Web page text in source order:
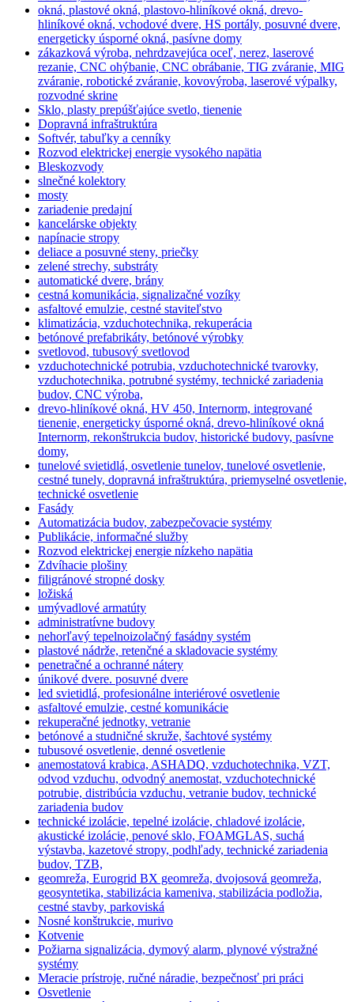
okná, plastové okná, plastovo-hliníkové okná, drevo-
hliníkové okná, vchodové dvere, HS portály, posuvné dvere,
energeticky úsporné okná, pasívne domy
zákazková výroba, nehrdzavejúca oceľ, nerez, laserové
rezanie, CNC ohýbanie, CNC obrábanie, TIG zváranie, MIG
zváranie, robotické zváranie, kovovýroba, laserové výpalky,
rozvodné skrine
Sklo, plasty prepúšťajúce svetlo, tienenie
Dopravná infraštruktúra
Softvér, tabuľky a cenníky
Rozvod elektrickej energie vysokého napätia
Bleskozvody
slnečné kolektory
mosty
zariadenie predajní
kancelárske objekty
napínacie stropy
deliace a posuvné steny, priečky
zelené strechy, substráty
automatické dvere, brány
cestná komunikácia, signalizačné vozíky
asfaltové emulzie, cestné staviteľstvo
klimatizácia, vzduchotechnika, rekuperácia
betónové prefabrikáty, betónové výrobky
svetlovod, tubusový svetlovod
vzduchotechnické potrubia, vzduchotechnické tvarovky,
vzduchotechnika, potrubné systémy, technické zariadenia
budov, CNC výroba,
drevo-hliníkové okná, HV 450, Internorm, integrované
tienenie, energeticky úsporné okná, drevo-hliníkové okná
Internorm, rekonštrukcia budov, historické budovy, pasívne
domy,
tunelové svietidlá, osvetlenie tunelov, tunelové osvetlenie,
cestné tunely, dopravná infraštruktúra, priemyselné osvetlenie,
technické osvetlenie
Fasády
Automatizácia budov, zabezpečovacie systémy
Publikácie, informačné služby
Rozvod elektrickej energie nízkeho napätia
Zdvíhacie plošiny
filigránové stropné dosky
ložiská
umývadlové armatúty
administratívne budovy
nehorľavý tepelnoizolačný fasádny systém
plastové nádrže, retenčné a skladovacie systémy
penetračné a ochranné nátery
únikové dvere. posuvné dvere
led svietidlá, profesionálne interiérové osvetlenie
asfaltové emulzie, cestné komunikácie
rekuperačné jednotky, vetranie
betónové a studničné skruže, šachtové systémy
tubusové osvetlenie, denné osvetlenie
anemostatová krabica, ASHADQ, vzduchotechnika, VZT,
odvod vzduchu, odvodný anemostat, vzduchotechnické
potrubie, distribúcia vzduchu, vetranie budov, technické
zariadenia budov
technické izolácie, tepelné izolácie, chladové izolácie,
akustické izolácie, penové sklo, FOAMGLAS, suchá
výstavba, kazetové stropy, podhľady, technické zariadenia
budov, TZB,
geomreža, Eurogrid BX geomreža, dvojosová geomreža,
geosyntetika, stabilizácia kameniva, stabilizácia podložia,
cestné stavby, parkoviská
Nosné konštrukcie, murivo
Kotvenie
Požiarna signalizácia, dymový alarm, plynové výstražné
systémy
Meracie prístroje, ručné náradie, bezpečnosť pri práci
Osvetlenie